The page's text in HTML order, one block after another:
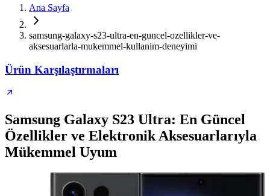
Ana Sayfa
samsung-galaxy-s23-ultra-en-guncel-ozellikler-ve-
aksesuarlarla-mukemmel-kullanim-deneyimi
Ürün Karşılaştırmaları
Samsung Galaxy S23 Ultra: En Güncel
Özellikler ve Elektronik Aksesuarlarıyla
Mükemmel Uyum